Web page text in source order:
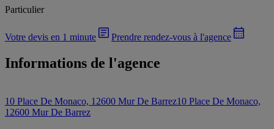
Particulier
Votre devis en 1 minute Prendre rendez-vous à l'agence
Informations de l'agence
10 Place De Monaco, 12600 Mur De Barrez10 Place De Monaco,
12600 Mur De Barrez